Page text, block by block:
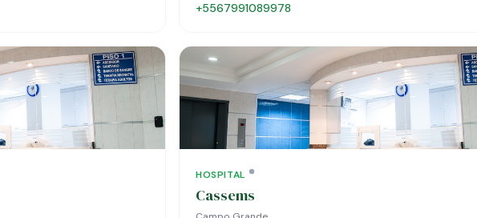
+5567991089978
HOSPITAL
Cassems